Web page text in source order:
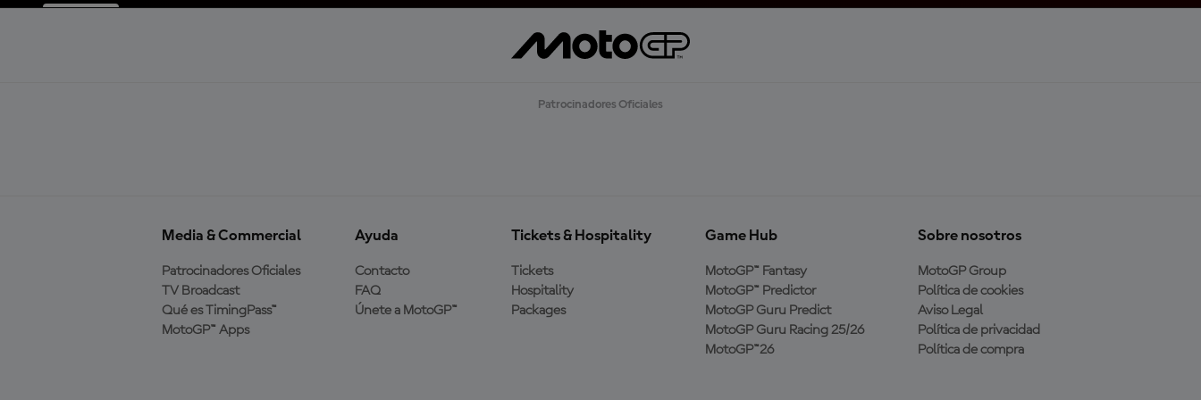
Patrocinadores Oficiales
Media & Commercial
Patrocinadores Oficiales
TV Broadcast
Qué es TimingPass™
MotoGP™ Apps
Ayuda
Contacto
FAQ
Únete a MotoGP™
Tickets & Hospitality
Tickets
Hospitality
Packages
Game Hub
MotoGP™ Fantasy
MotoGP™ Predictor
MotoGP Guru Predict
MotoGP Guru Racing 25/26
MotoGP™26
Sobre nosotros
MotoGP Group
Política de cookies
Aviso Legal
Política de privacidad
Política de compra